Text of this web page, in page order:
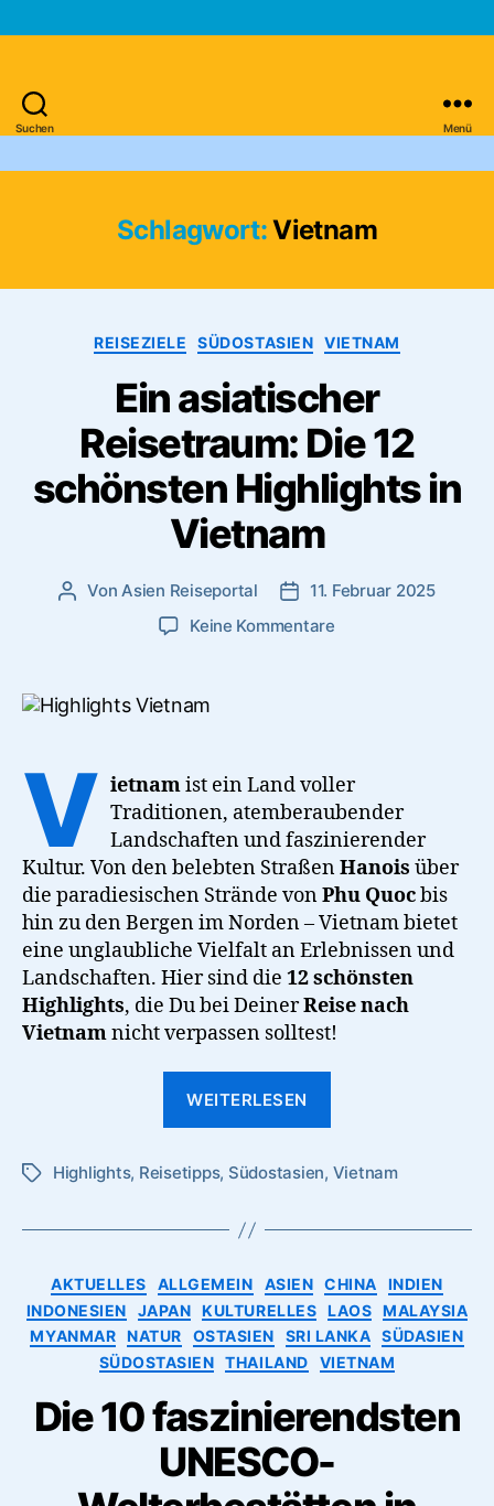
Suchen
Reiseportal
Menü
Schlagwort:Vietnam
Kategorien
REISEZIELE SÜDOSTASIEN VIETNAM
Ein asiatischer
Reisetraum: Die 12
schönsten Highlights in
Vietnam
Beitragsautor
Von Asien Reiseportal Veröffentlichungsdatum
11. Februar 2025
Keine Kommentarezu
Highlights
in
Vietnam
V ietnamist ein Land voller
Traditionen, atemberaubender
Landschaften und faszinierender
Kultur. Von den belebten StraßenHanois über
die paradiesischen Strände vonPhu Quocbis
hin zu den Bergen im Norden – Vietnam bietet
eine unglaubliche Vielfalt an Erlebnissen und
Landschaften. Hier sind die 12 schönsten
Highlights, die Du bei DeinerReise nach
Vietnamnicht verpassen solltest!
WEITERLESEN
Die
schönsten
in
Vietnam”
Schlagwörter
Highlights, Reisetipps, Südostasien, Vietnam
Kategorien
AKTUELLES ALLGEMEIN ASIEN CHINA
INDIEN
INDONESIEN
JAPAN KULTURELLES LAOS MALAYSIA
MYANMAR NATUR OSTASIEN SRI LANKA
SÜDASIEN
SÜDOSTASIEN
THAILAND VIETNAM
Die 10 faszinierendsten
UNESCO-